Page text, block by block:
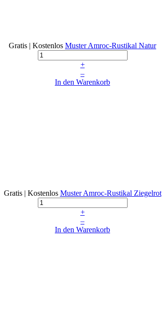
Gratis | Kostenlos Muster Amroc-Rustikal Natur
+
–
In den Warenkorb
Gratis | Kostenlos Muster Amroc-Rustikal Ziegelrot
+
–
In den Warenkorb